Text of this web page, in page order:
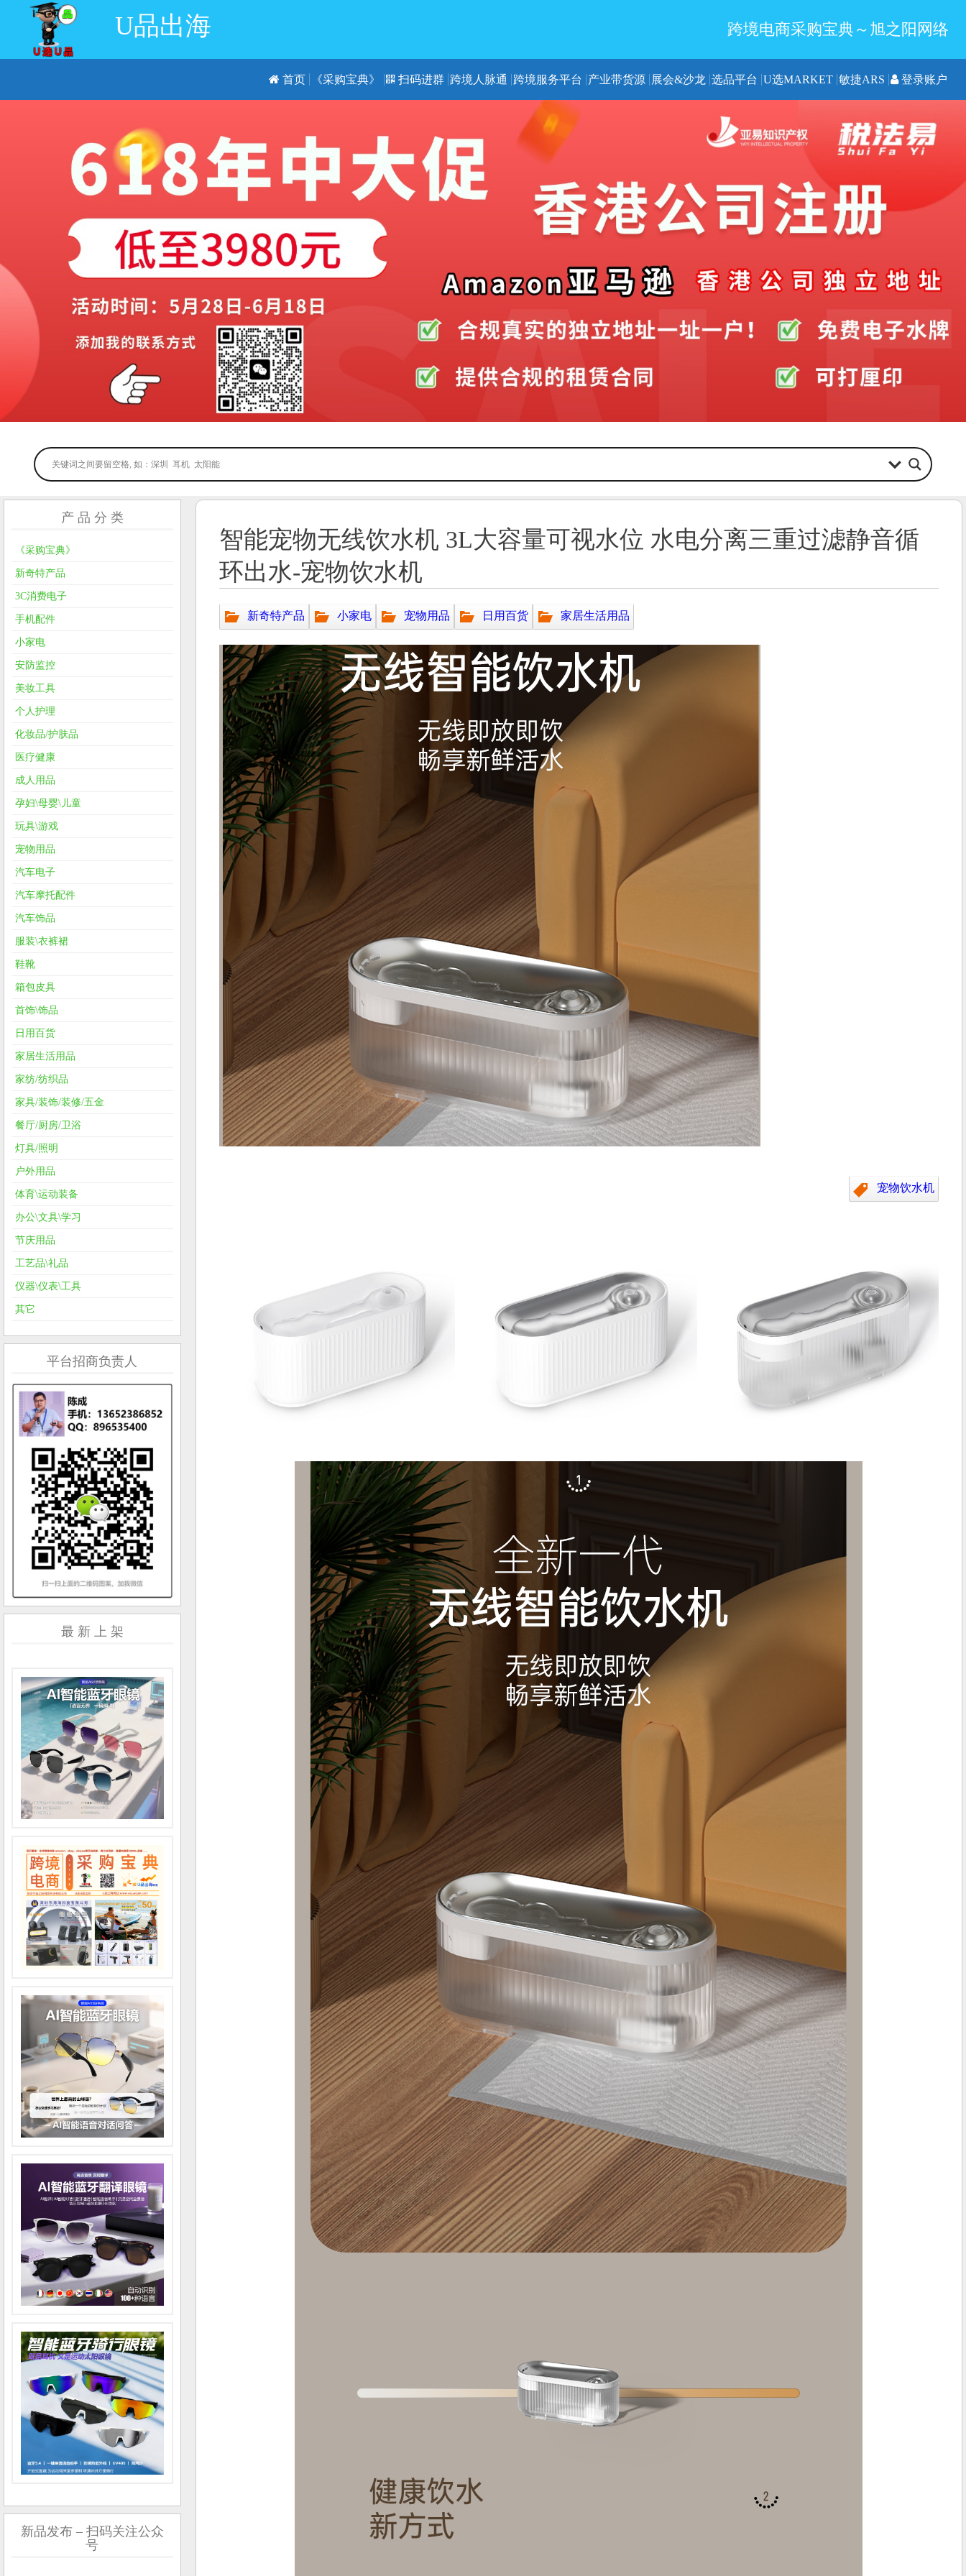
U品出海 跨境电商采购宝典～旭之阳网络
首页 《采购宝典》 扫码进群 跨境人脉通 跨境服务平台 产业带货源 展会&沙龙 选品平台 U选MARKET 敏捷ARS 登录账户
智能宠物无线饮水机 3L大容量可视水位 水电分离三重过滤静音循
环出水-宠物饮水机
新奇特产品 小家电 宠物用品 日用百货 家居生活用品
宠物饮水机
产 品 分 类
《采购宝典》
新奇特产品
3C消费电子
手机配件
小家电
安防监控
美妆工具
个人护理
化妆品/护肤品
医疗健康
成人用品
孕妇\母婴\儿童
玩具\游戏
宠物用品
汽车电子
汽车摩托配件
汽车饰品
服装\衣裤裙
鞋靴
箱包皮具
首饰\饰品
日用百货
家居生活用品
家纺/纺织品
家具/装饰/装修/五金
餐厅/厨房/卫浴
灯具/照明
户外用品
体育\运动装备
办公\文具\学习
节庆用品
工艺品\礼品
仪器\仪表\工具
其它
平台招商负责人
最 新 上 架
新品发布 – 扫码关注公众
号